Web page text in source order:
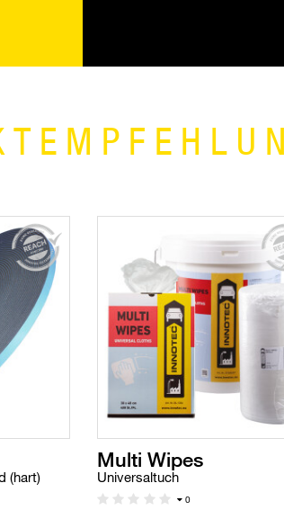
(hart)
Multi Wipes
Universaltuch
0